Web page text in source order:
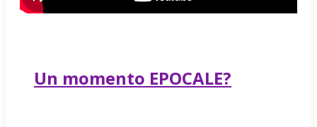
Un momento EPOCALE?